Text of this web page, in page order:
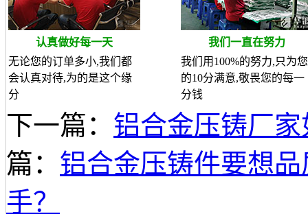
认真做好每一天
我们一直在努力
无论您的订单多小,我们都
会认真对待,为的是这个缘
分
我们用100%的努力,只为您
的10分满意,敬畏您的每一
分钱
下一篇： 铝合金压铸厂
篇： 铝合金压铸件要想
手？